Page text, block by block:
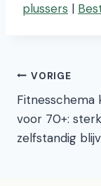
plussers |
Bericht
VORIGE
Fitnesschema
voor 70+:
zelfstandig